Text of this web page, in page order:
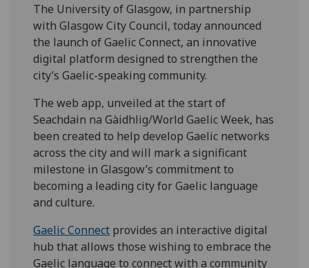
The University of Glasgow, in partnership
with Glasgow City Council, today announced
the launch of Gaelic Connect, an innovative
digital platform designed to strengthen the
city’s Gaelic-speaking community.
The web app, unveiled at the start of
Seachdain na Gàidhlig/World Gaelic Week, has
been created to help develop Gaelic networks
across the city and will mark a significant
milestone in Glasgow’s commitment to
becoming a leading city for Gaelic language
and culture.
Gaelic Connect provides an interactive digital
hub that allows those wishing to embrace the
Gaelic language to connect with a community